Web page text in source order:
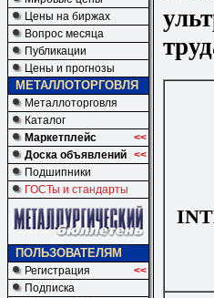
Цены на биржах
Вопрос месяца
Публикации
Цены и прогнозы
МЕТАЛЛОТОРГОВЛЯ
Металлоторговля
Каталог
Маркетплейс
<<
Доска объявлений <<
Подшипники
ГОСТы и стандарты
ПОЛЬЗОВАТЕЛЯМ
Регистрация
<<
Подписка